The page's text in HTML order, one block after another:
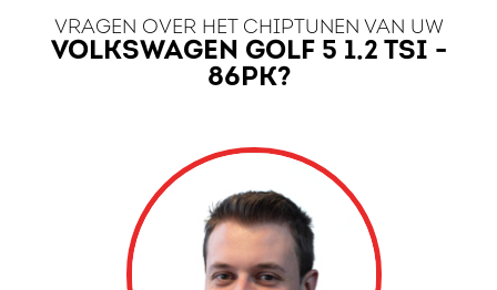
VRAGEN OVER HET CHIPTUNEN VAN UW
VOLKSWAGEN GOLF 5 1.2 TSI -
86PK?